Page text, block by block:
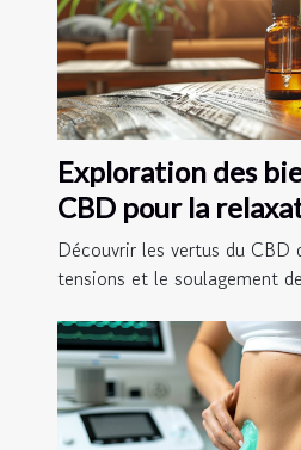
Exploration des
CBD pour la
gestion de la
Découvrir les vertus du CBD
tensions et le soulagement